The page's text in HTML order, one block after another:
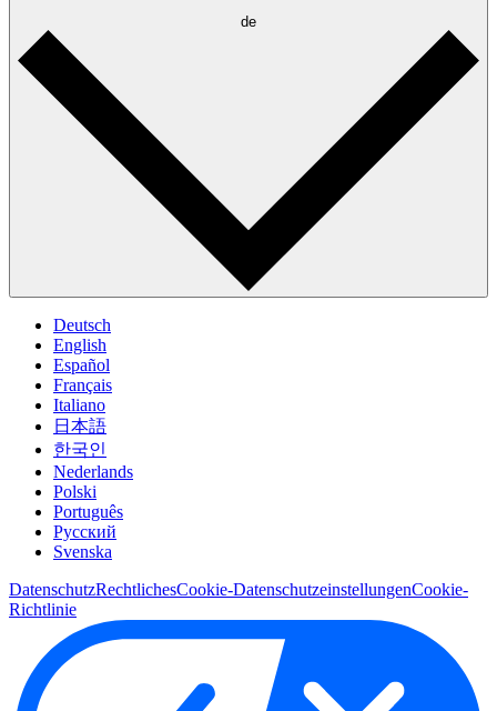
de
Deutsch
English
Español
Français
Italiano
日本語
한국인
Nederlands
Polski
Português
Pусский
Svenska
DatenschutzRechtlichesCookie-DatenschutzeinstellungenCookie-
Richtlinie